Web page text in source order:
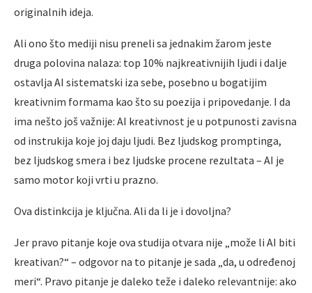
originalnih ideja.
Ali ono što mediji nisu preneli sa jednakim žarom jeste
druga polovina nalaza: top 10% najkreativnijih ljudi i dalje
ostavlja AI sistematski iza sebe, posebno u bogatijim
kreativnim formama kao što su poezija i pripovedanje. I da
ima nešto još važnije: AI kreativnost je u potpunosti zavisna
od instrukija koje joj daju ljudi. Bez ljudskog promptinga,
bez ljudskog smera i bez ljudske procene rezultata – AI je
samo motor koji vrti u prazno.
Ova distinkcija je ključna. Ali da li je i dovoljna?
Jer pravo pitanje koje ova studija otvara nije „može li AI biti
kreativan?“ – odgovor na to pitanje je sada „da, u određenoj
meri“. Pravo pitanje je daleko teže i daleko relevantnije: ako